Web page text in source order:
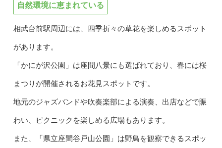
自然環境に恵まれている
相武台前駅周辺には、四季折々の草花を楽しめるスポット
があります。
「かにが沢公園」は座間八景にも選ばれており、春には桜
まつりが開催されるお花見スポットです。
地元のジャズバンドや吹奏楽部による演奏、出店などで賑
わい、ピクニックを楽しめる広場もあります。
また、「県立座間谷戸山公園」は野鳥を観察できるスポッ